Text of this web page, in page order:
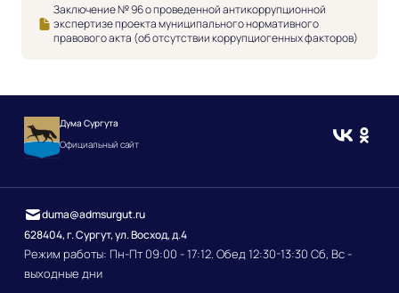
Заключение № 96 о проведенной антикоррупционной
экспертизе проекта муниципального нормативного
правового акта (об отсутствии коррупциогенных факторов)
Дума Сургута
Официальный сайт
628404, г. Сургут, ул. Восход, д.4
Режим работы: Пн-Пт 09:00 - 17:12. Обед 12:30-13:30 Сб, Вс -
выходные дни
duma@admsurgut.ru